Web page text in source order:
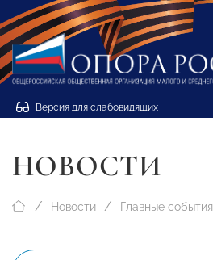
Версия для слабовидящих
НОВОСТИ
Новости Главные события